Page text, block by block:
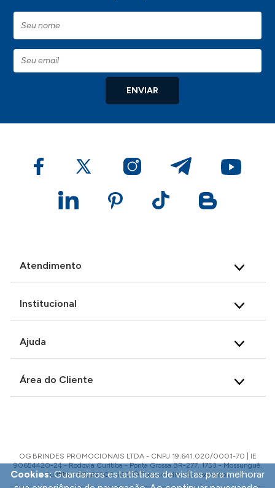
ENVIAR
Atendimento
Institucional
Ajuda
Área do Cliente
OG BRINDES PROMOCIONAIS LTDA - CNPJ 19.641.020/0001-70 | IE
90654420-24 - Rodovia Curitiba - Ponta Grossa BR-277, 1753 - Mossunguê,
Curitiba - PR, 82305-100 © Todos os direitos reservados.
Cookies:Guardamos estatísticas de visitas para melhorar